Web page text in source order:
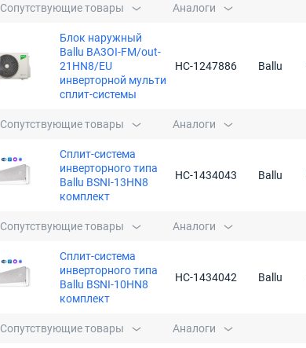
Сопутствующие товары Аналоги
Блок наружный
Ballu BA3OI-FM/out-
21HN8/EU
инверторной мульти
сплит-системы
НС-1247886 Ballu
Сопутствующие товары Аналоги
Сплит-система
инверторного типа
Ballu BSNI-13HN8
комплект
НС-1434043 Ballu
Сопутствующие товары Аналоги
Сплит-система
инверторного типа
Ballu BSNI-10HN8
комплект
НС-1434042 Ballu
Сопутствующие товары Аналоги